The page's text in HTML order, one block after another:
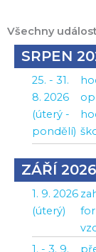
Všechny
SRPEN
25. - 31.
8. 2026
(úterý -
pondělí)
ZÁŘÍ 2026
1. 9. 2026
(úterý)
1. - 3. 9.